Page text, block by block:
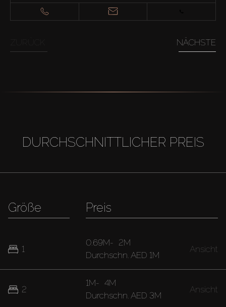
NÄCHSTE
DURCHSCHNITTLICHER PREIS
Größe
1
2
Preis
0.69M- 2M
Durchschn. AED 1M
Ansicht
1M- 4M
Durchschn. AED 3M
Ansicht